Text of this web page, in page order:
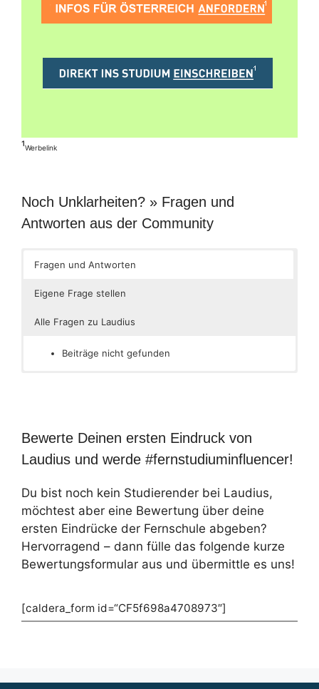
¹Werbelink
Noch Unklarheiten? » Fragen und
Antworten aus der Community
Fragen und Antworten
Eigene Frage stellen
Alle Fragen zu Laudius
Beiträge nicht gefunden
Bewerte Deinen ersten Eindruck von
Laudius und werde #fernstudiuminfluencer!
Du bist noch kein Studierender bei Laudius,
möchtest aber eine Bewertung über deine
ersten Eindrücke der Fernschule abgeben?
Hervorragend – dann fülle das folgende kurze
Bewertungsformular aus und übermittle es uns!
[caldera_form id=“CF5f698a4708973″]